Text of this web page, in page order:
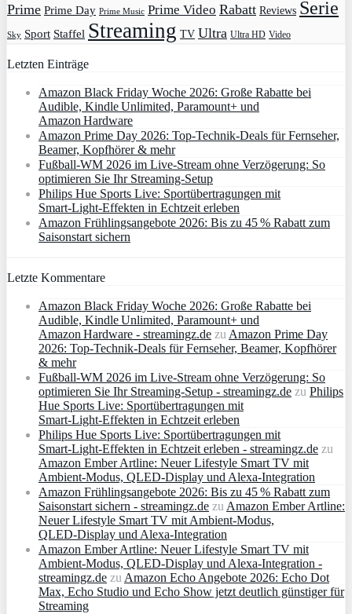
Prime Prime Day Prime Music Prime Video Rabatt Reviews Serie
Sky Sport Staffel Streaming TV Ultra Ultra HD Video
Letzten Einträge
Amazon Black Friday Woche 2026: Große Rabatte bei
Audible, Kindle Unlimited, Paramount+ und
Amazon Hardware
Amazon Prime Day 2026: Top-Technik-Deals für Fernseher,
Beamer, Kopfhörer & mehr
Fußball-WM 2026 im Live-Stream ohne Verzögerung: So
optimieren Sie Ihr Streaming-Setup
Philips Hue Sports Live: Sportübertragungen mit
Smart‑Light‑Effekten in Echtzeit erleben
Amazon Frühlingsangebote 2026: Bis zu 45 % Rabatt zum
Saisonstart sichern
Letzte Kommentare
Amazon Black Friday Woche 2026: Große Rabatte bei
Audible, Kindle Unlimited, Paramount+ und
Amazon Hardware - streamingz.de zu Amazon Prime Day
2026: Top-Technik-Deals für Fernseher, Beamer, Kopfhörer
& mehr
Fußball-WM 2026 im Live-Stream ohne Verzögerung: So
optimieren Sie Ihr Streaming-Setup - streamingz.de zu Philips
Hue Sports Live: Sportübertragungen mit
Smart‑Light‑Effekten in Echtzeit erleben
Philips Hue Sports Live: Sportübertragungen mit
Smart‑Light‑Effekten in Echtzeit erleben - streamingz.de zu
Amazon Ember Artline: Neuer Lifestyle Smart TV mit
Ambient‑Modus, QLED‑Display und Alexa‑Integration
Amazon Frühlingsangebote 2026: Bis zu 45 % Rabatt zum
Saisonstart sichern - streamingz.de zu Amazon Ember Artline:
Neuer Lifestyle Smart TV mit Ambient‑Modus,
QLED‑Display und Alexa‑Integration
Amazon Ember Artline: Neuer Lifestyle Smart TV mit
Ambient‑Modus, QLED‑Display und Alexa‑Integration -
streamingz.de zu Amazon Echo Angebote 2026: Echo Dot
Max, Echo Studio und Echo Show jetzt deutlich günstiger für
Streaming